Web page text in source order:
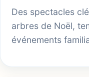
Des spectacles
arbres de Noël,
événements